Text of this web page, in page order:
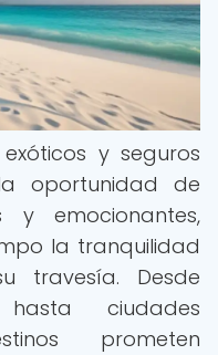
y seguros
oportunidad de
y emocionantes,
la tranquilidad
travesía. Desde
ciudades
prometen